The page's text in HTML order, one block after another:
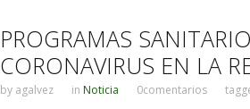
PROGRAMAS
CORONAVIRUS EN LA
by agalvez in Noticia 0comentarios